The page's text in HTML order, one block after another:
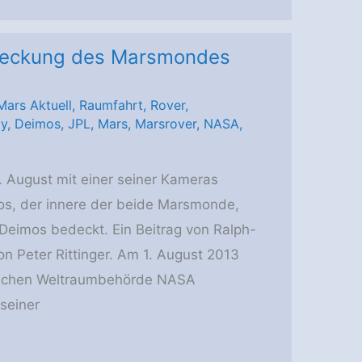
des Marsmondes
Aktuell, Raumfahrt, Rover,
, Deimos, JPL, Mars, Marsrover, NASA,
August mit einer seiner Kameras
der innere der beide Marsmonde,
bedeckt. Ein Beitrag von Ralph-
Peter Rittinger. Am 1. August 2013
Weltraumbehörde NASA